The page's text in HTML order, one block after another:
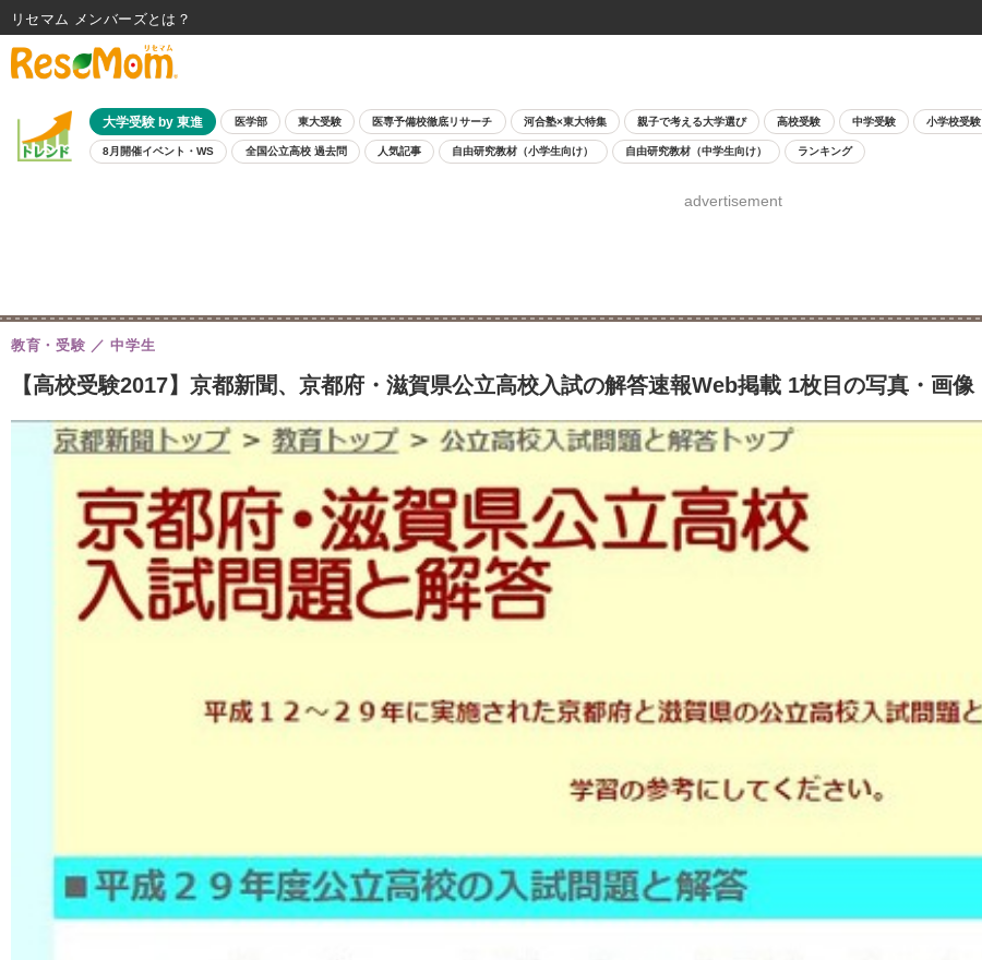
大学受験 by 東進 医学部 東大受験 医専予備校徹底リサーチ 河合塾×東大特集 親子で考える大学選び 高校受験 中学受験 小学校受験
8月開催イベント・WS 全国公立高校 過去問 人気記事 自由研究教材（小学生向け） 自由研究教材（中学生向け） ランキング
advertisement
【高校受験2017】京都新聞、京都府・滋賀県公立高校入試の解答速報Web掲載 1枚目の写真・画像
教育・受験 中学生
リセマム メンバーズ